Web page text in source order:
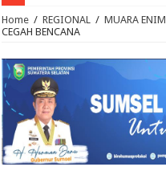
Home / REGIONAL / MUARA ENIM
CEGAH BENCANA